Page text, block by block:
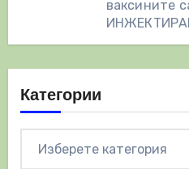
ваксините
Категории